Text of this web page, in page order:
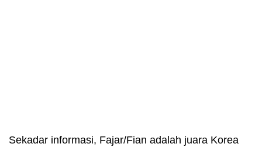
Sekadar informasi, Fajar/Fian adalah juara Korea